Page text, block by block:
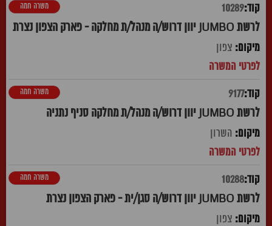
10289
לרשת JUMBO יוון דרוש/ה מנהל/ת מחלקה - פארק הצפון נצרת
משרה חמה
צפון
9177
לרשת JUMBO יוון דרוש/ה מנהל/ת מחלקה סניף נתניה
משרה חמה
השרון
10288
לרשת JUMBO יוון דרוש/ה סגן/ית - פארק הצפון נצרת
משרה חמה
צפון